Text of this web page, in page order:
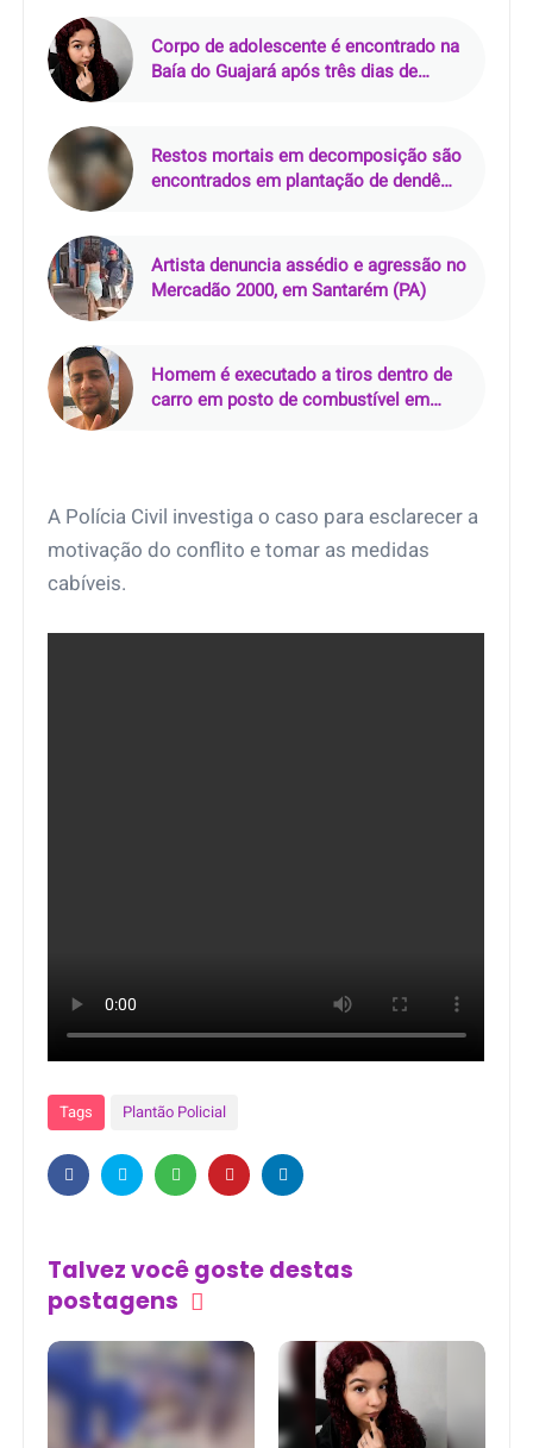
Corpo de adolescente é encontrado na
Baía do Guajará após três dias de
Restos mortais em decomposição são
encontrados em plantação de dendê
Artista denuncia assédio e agressão no
Mercadão 2000, em Santarém (PA)
Homem é executado a tiros dentro de
carro em posto de combustível em
A Polícia Civil investiga o caso para esclarecer a
motivação do conflito e tomar as medidas
cabíveis.
Tags Plantão Policial
Talvez você goste destas
postagens